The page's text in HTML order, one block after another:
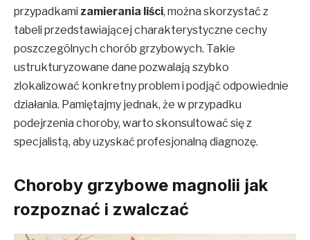
przypadkami zamierania liści, można skorzystać z
tabeli przedstawiającej charakterystyczne cechy
poszczególnych chorób grzybowych. Takie
ustrukturyzowane dane pozwalają szybko
zlokalizować konkretny problem i podjąć odpowiednie
działania. Pamiętajmy jednak, że w przypadku
podejrzenia choroby, warto skonsultować się z
specjalistą, aby uzyskać profesjonalną diagnozę.
Choroby grzybowe magnolii jak
rozpoznać i zwalczać